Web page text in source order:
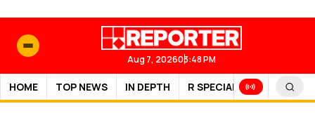
Aug 7, 202603:48 PM
HOME TOP NEWS IN DEPTH R SPECIAL SPORTS